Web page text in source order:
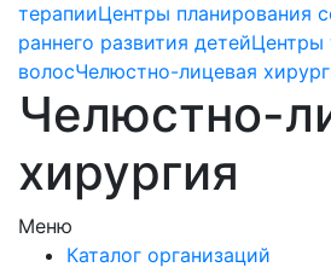
терапииЦентры планирования
раннего развития детейЦентры
волосЧелюстно-лицевая
Челюстно-
хирургия
Меню
Каталог организаций